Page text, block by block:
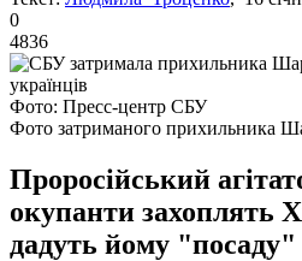
0
4836
Фото: Пресс-центр СБУ
Фото затриманого прихильника
Проросійський
окупанти захоплять
дадуть йому "посаду"